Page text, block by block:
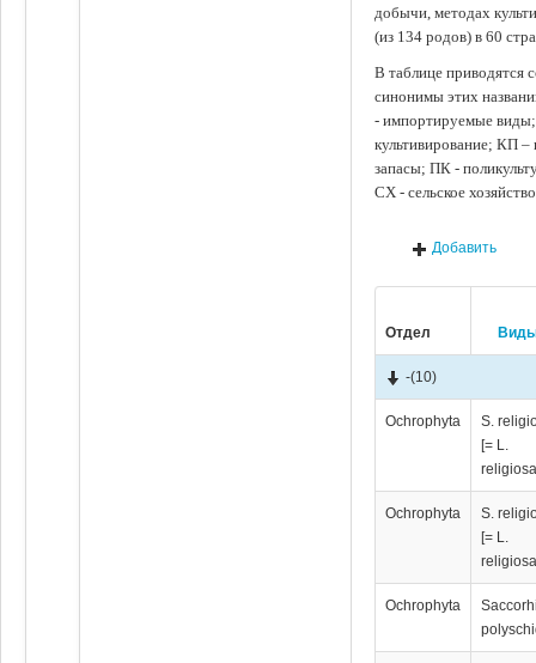
добычи, методах
(из 134 родов) в 60
В таблице приводятся
синонимы этих
- импортируемые
культивирование; КП
запасы; ПК -
СХ - сельское
Добавить
Отдел
-(10)
Ochrophyta
S.
[= L.
Ochrophyta
S.
[= L.
Ochrophyta